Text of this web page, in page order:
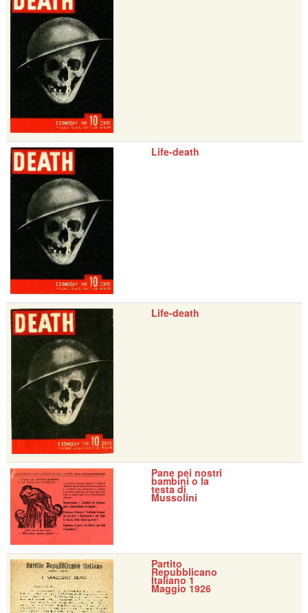
Life-death
Life-death
Pane pei nostri
bambini o la
testa di
Mussolini
Partito
Repubblicano
Italiano 1
Maggio 1926